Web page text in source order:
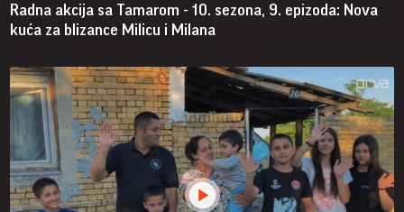
Radna akcija sa Tamarom - 10. sezona, 9. epizoda: Nova
kuća za blizance Milicu i Milana